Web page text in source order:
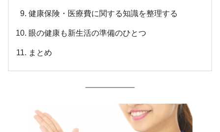
健康保険・医療費に関する知識を整理する
眼の健康も新生活の準備のひとつ
まとめ